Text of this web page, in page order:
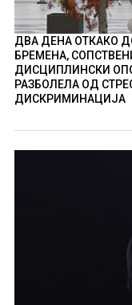
ДВА ДЕНА ОТКАКО
БРЕМЕНА,
ДИСЦИПЛИНСКИ
РАЗБОЛЕЛА ОД
ДИСКРИМИНАЦИЈА